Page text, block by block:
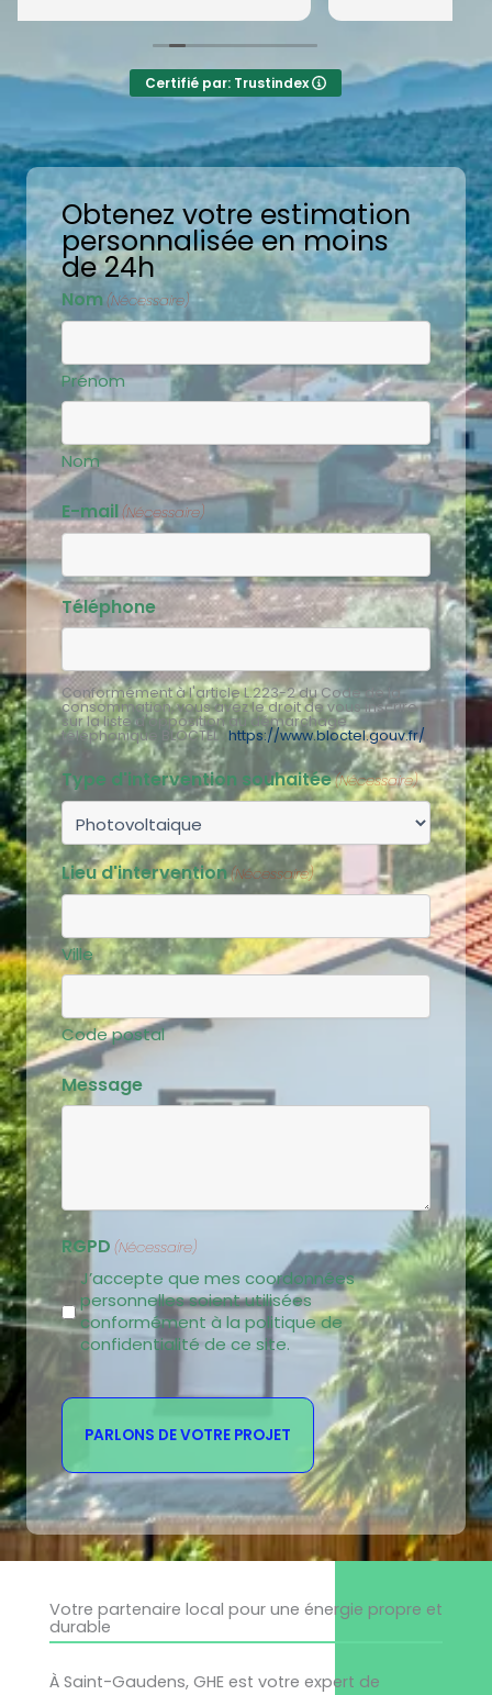
Merci Esmeralda et toute l'équipe.
Certifié par: Trustindex
Obtenez votre estimation
personnalisée en moins
de 24h
Nom (Nécessaire)
Prénom
Nom
E-mail(Nécessaire)
Téléphone
Conformément à l'article L.223-2 du Code de la
consommation, vous avez le droit de vous inscrire
sur la liste d'opposition au démarchage
téléphonique BLOCTEL :https://www.bloctel.gouv.fr/
Type d'intervention souhaitée(Nécessaire)
Lieu d'intervention(Nécessaire)
Ville
Code postal
Message
RGPD (Nécessaire)
J’accepte que mes coordonnées
personnelles soient utilisées
conformément à la politique de
confidentialité de ce site.
Votre partenaire local pour une énergie propre et
durable
À Saint-Gaudens, GHE est votre expert de